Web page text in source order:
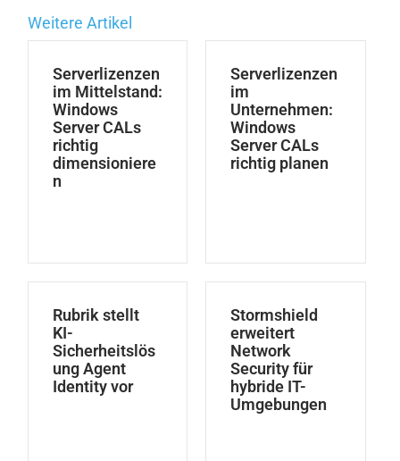
Weitere Artikel
Serverlizenzen
im Mittelstand:
Windows
Server CALs
richtig
dimensioniere
n
Serverlizenzen
im
Unternehmen:
Windows
Server CALs
richtig planen
Rubrik stellt
KI-
Sicherheitslös
ung Agent
Identity vor
Stormshield
erweitert
Network
Security für
hybride IT-
Umgebungen